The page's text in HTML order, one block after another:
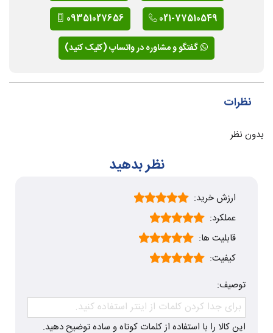
021-77510549
09351027656
گفتگو و مشاوره در واتساپ (کلیک کنید)
نظرات
بدون نظر
نظر بدهید
ارزش خرید:
عملکرد:
قابلیت ها:
کیفیت:
توصیف:
این کالا را با استفاده از کلمات کوتاه و ساده توضیح دهید.